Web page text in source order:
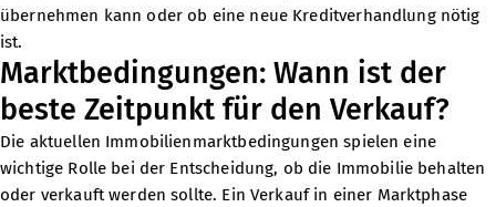
übernehmen kann oder ob eine neue Kreditverhandlung nötig
ist.
Marktbedingungen: Wann ist der
beste Zeitpunkt für den Verkauf?
Die aktuellen Immobilienmarktbedingungen spielen eine
wichtige Rolle bei der Entscheidung, ob die Immobilie behalten
oder verkauft werden sollte. Ein Verkauf in einer Marktphase